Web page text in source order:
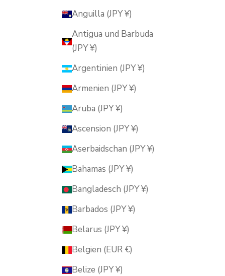
Anguilla (JPY ¥)
Antigua und Barbuda
(JPY ¥)
Argentinien (JPY ¥)
Armenien (JPY ¥)
Aruba (JPY ¥)
Ascension (JPY ¥)
Aserbaidschan (JPY ¥)
Bahamas (JPY ¥)
Bangladesch (JPY ¥)
Barbados (JPY ¥)
Belarus (JPY ¥)
Belgien (EUR €)
Belize (JPY ¥)